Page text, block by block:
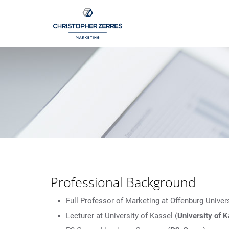
Person
Professional Background
Full Professor of Marketing at Offenburg
Lecturer at University of Kassel (University of